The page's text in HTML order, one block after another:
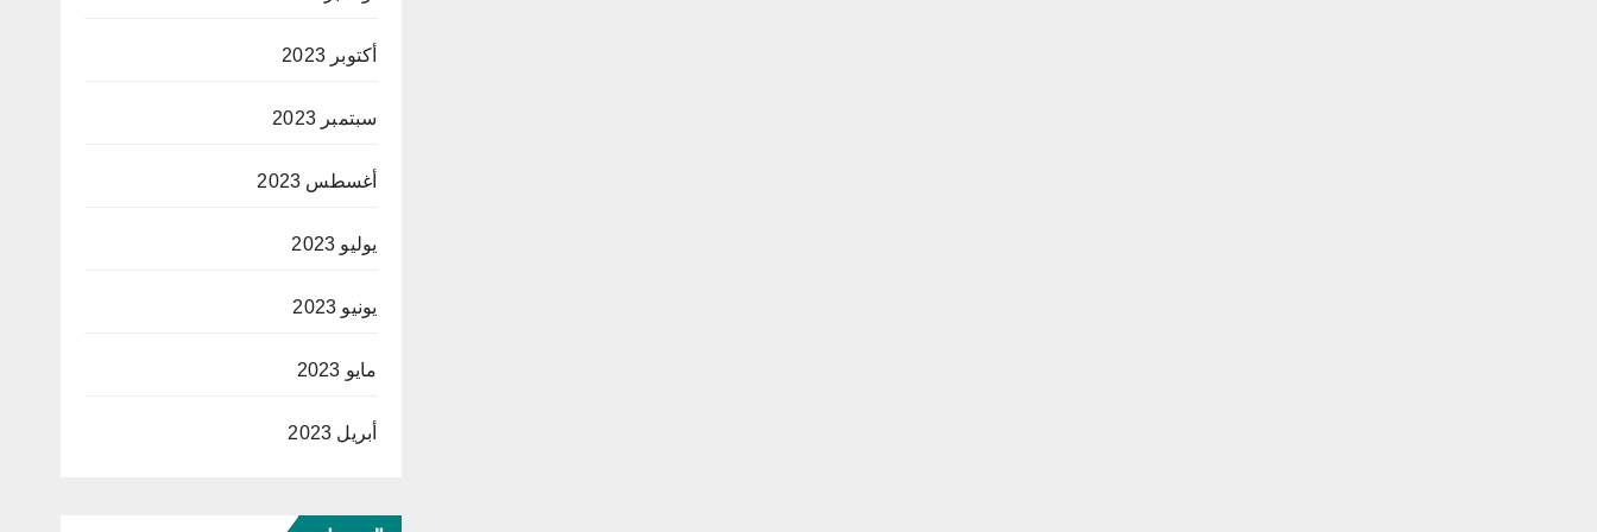
أكتوبر 2023
سبتمبر 2023
أغسطس 2023
يوليو 2023
يونيو 2023
مايو 2023
أبريل 2023